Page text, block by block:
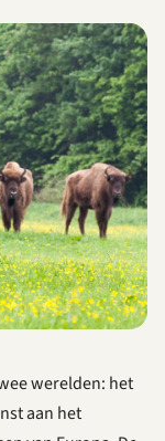
werelden: het
aan het